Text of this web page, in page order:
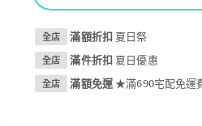
全店 滿額折扣 夏日祭
全店 滿件折扣 夏日優惠
全店 滿額免運 ★滿690宅配免運